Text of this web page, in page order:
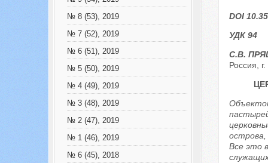
№ 8 (53), 2019
№ 7 (52), 2019
№ 6 (51), 2019
№ 5 (50), 2019
№ 4 (49), 2019
№ 3 (48), 2019
№ 2 (47), 2019
№ 1 (46), 2019
№ 6 (45), 2018
DOI
УДК 94
С.В.
Россия,
острова,
Все это